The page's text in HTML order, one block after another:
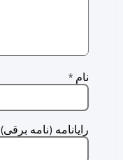
نام *
رایانامه (نامه برقی)